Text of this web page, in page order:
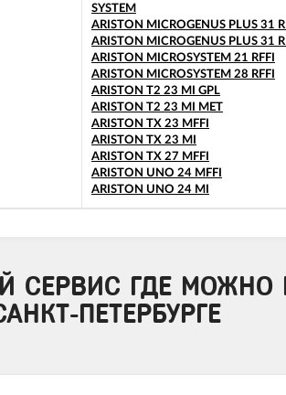
SYSTEM
ARISTON MICROGENUS PLUS 31
ARISTON MICROGENUS PLUS 31
ARISTON MICROSYSTEM 21 RFFI
ARISTON MICROSYSTEM 28 RFFI
ARISTON T2 23 MI GPL
ARISTON T2 23 MI MET
ARISTON TX 23 MFFI
ARISTON TX 23 MI
ARISTON TX 27 MFFI
ARISTON UNO 24 MFFI
ARISTON UNO 24 MI
СЕРВИС ГДЕ МОЖНО
ПЕТЕРБУРГЕ